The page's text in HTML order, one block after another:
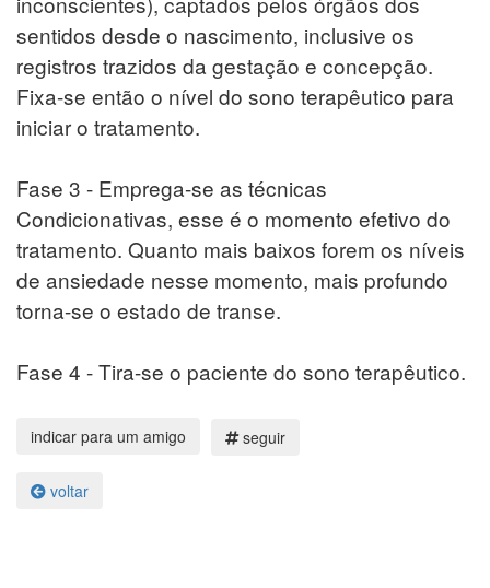
sentidos desde o nascimento, inclusive os
registros trazidos da gestação e concepção.
Fixa-se então o nível do sono terapêutico para
iniciar o tratamento.
Fase 3 - Emprega-se as técnicas
Condicionativas, esse é o momento efetivo do
tratamento. Quanto mais baixos forem os níveis
de ansiedade nesse momento, mais profundo
torna-se o estado de transe.
Fase 4 - Tira-se o paciente do sono terapêutico.
seguir
voltar